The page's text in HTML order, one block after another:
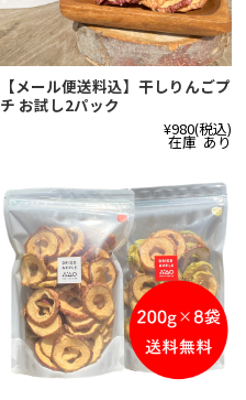
【メール便送料込】干しりんごプ
チ お試し2パック
¥980(税込)
在庫 あり